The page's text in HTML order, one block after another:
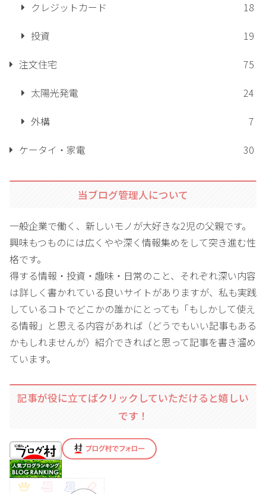
クレジットカード
18
投資
19
注文住宅
75
太陽光発電
24
外構
7
ケータイ・家電
30
当ブログ管理人について
一般企業で働く、新しいモノが大好きな2児の父親です。
興味もつものには広くやや深く情報集めをして突き進む性
格です。
得する情報・投資・趣味・日常のこと、それぞれ深い内容
は詳しく書かれている良いサイトがありますが、私も実践
しているコトでどこかの誰かにとっても「もしかして使え
る情報」と思える内容があれば（どうでもいい記事もある
かもしれませんが）紹介できればと思って記事を書き溜め
ています。
記事が役に立てばクリックしていただけると嬉しい
です！